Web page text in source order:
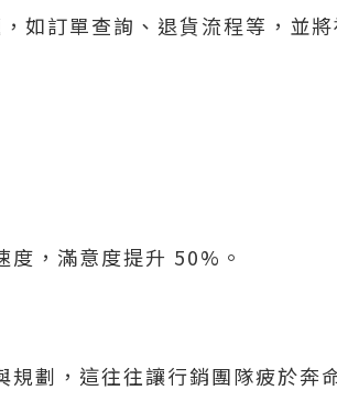
如訂單查詢、退貨流程等，並
度，滿意度提升 50%。
規劃，這往往讓行銷團隊疲於奔